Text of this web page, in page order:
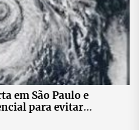
em São Paulo e
para evitar
de energia